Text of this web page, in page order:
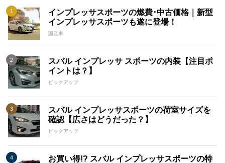
インプレッサスポーツの燃費･中古価格｜新型
インプレッサスポーツも遂に登場！
国産車
スバル インプレッサ スポーツの内装【注目ポ
イントは？】
ピックアップ
スバル インプレッサスポーツの荷室サイズを
確認【広さはどうだった？】
ピックアップ
お買い得!? スバル インプレッサスポーツの特